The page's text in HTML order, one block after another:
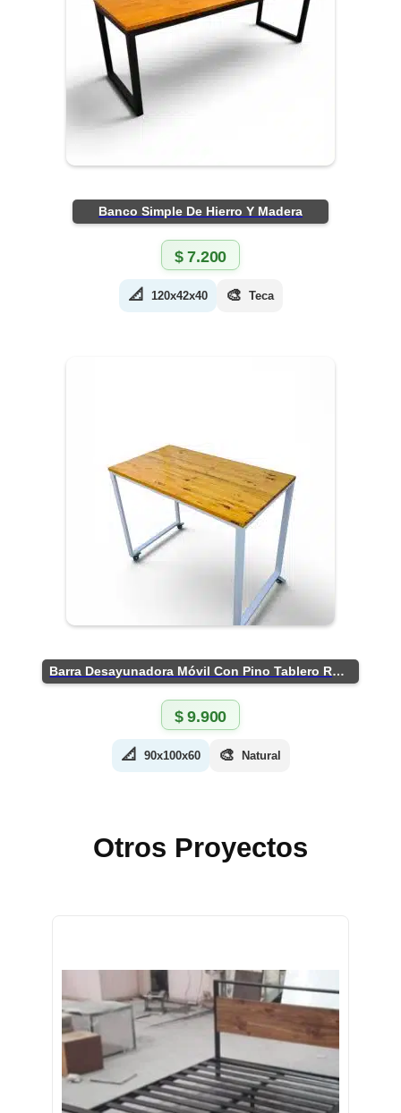
Banco Simple De Hierro Y Madera
$7.200
📐 120x42x40 🎨 Teca
Barra Desayunadora Móvil Con Pino Tablero Rústico
$9.900
📐 90x100x60 🎨 Natural
Otros Proyectos